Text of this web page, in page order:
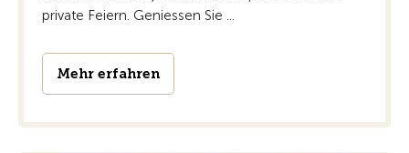
private Feiern. Geniessen Sie ...
Mehr erfahren